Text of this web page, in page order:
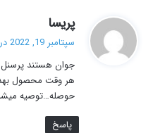
پریسا
ف
ت
:
سپتامبر 19, 2022 در 10:29 ق.ظ
جوان هستند
هر وقت محصول
حوصله…توصیه
پاسخ